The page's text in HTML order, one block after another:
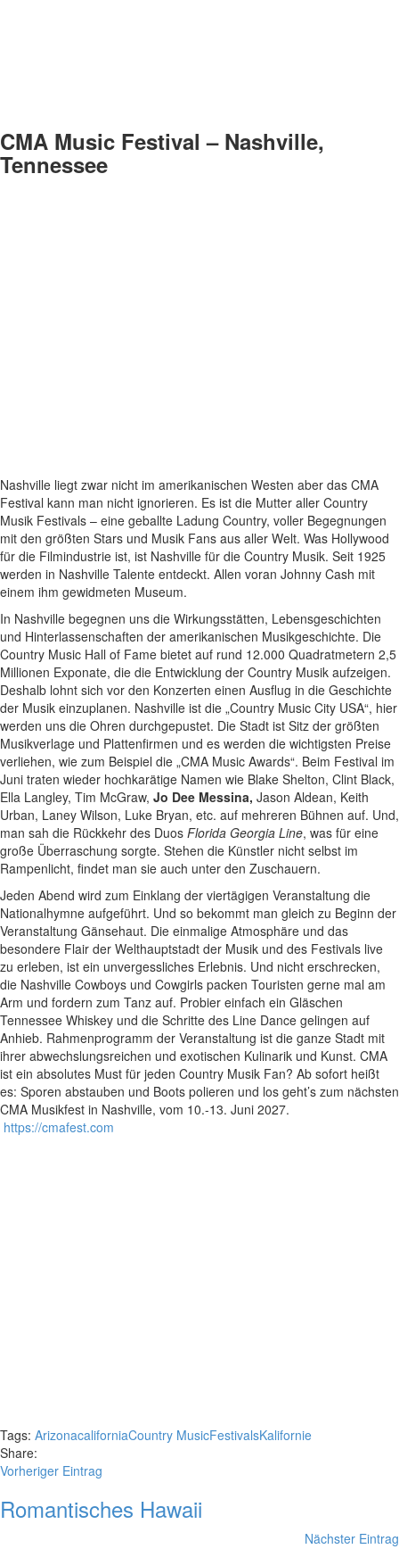
CMA Music Festival – Nashville,
Tennessee
Nashville liegt zwar nicht im amerikanischen Westen aber das CMA
Festival kann man nicht ignorieren. Es ist die Mutter aller Country
Musik Festivals – eine geballte Ladung Country, voller Begegnungen
mit den größten Stars und Musik Fans aus aller Welt. Was Hollywood
für die Filmindustrie ist, ist Nashville für die Country Musik. Seit 1925
werden in Nashville Talente entdeckt. Allen voran Johnny Cash mit
einem ihm gewidmeten Museum.
In Nashville begegnen uns die Wirkungsstätten, Lebensgeschichten
und Hinterlassenschaften der amerikanischen Musikgeschichte. Die
Country Music Hall of Fame bietet auf rund 12.000 Quadratmetern 2,5
Millionen Exponate, die die Entwicklung der Country Musik aufzeigen.
Deshalb lohnt sich vor den Konzerten einen Ausflug in die Geschichte
der Musik einzuplanen. Nashville ist die „Country Music City USA“, hier
werden uns die Ohren durchgepustet. Die Stadt ist Sitz der größten
Musikverlage und Plattenfirmen und es werden die wichtigsten Preise
verliehen, wie zum Beispiel die „CMA Music Awards“. Beim Festival im
Juni traten wieder hochkarätige Namen wie Blake Shelton, Clint Black,
Ella Langley, Tim McGraw, Jo Dee Messina, Jason Aldean, Keith
Urban, Laney Wilson, Luke Bryan, etc. auf mehreren Bühnen auf. Und,
man sah die Rückkehr des Duos Florida Georgia Line, was für eine
große Überraschung sorgte. Stehen die Künstler nicht selbst im
Rampenlicht, findet man sie auch unter den Zuschauern.
Jeden Abend wird zum Einklang der viertägigen Veranstaltung die
Nationalhymne aufgeführt. Und so bekommt man gleich zu Beginn der
Veranstaltung Gänsehaut. Die einmalige Atmosphäre und das
besondere Flair der Welthauptstadt der Musik und des Festivals live
zu erleben, ist ein unvergessliches Erlebnis. Und nicht erschrecken,
die Nashville Cowboys und Cowgirls packen Touristen gerne mal am
Arm und fordern zum Tanz auf. Probier einfach ein Gläschen
Tennessee Whiskey und die Schritte des Line Dance gelingen auf
Anhieb. Rahmenprogramm der Veranstaltung ist die ganze Stadt mit
ihrer abwechslungsreichen und exotischen Kulinarik und Kunst. CMA
ist ein absolutes Must für jeden Country Musik Fan? Ab sofort heißt
es: Sporen abstauben und Boots polieren und los geht’s zum nächsten
CMA Musikfest in Nashville, vom 10.-13. Juni 2027.
https://cmafest.com
Tags: ArizonacaliforniaCountry MusicFestivalsKalifornie
Share:
Vorheriger Eintrag
Romantisches Hawaii
Nächster Eintrag